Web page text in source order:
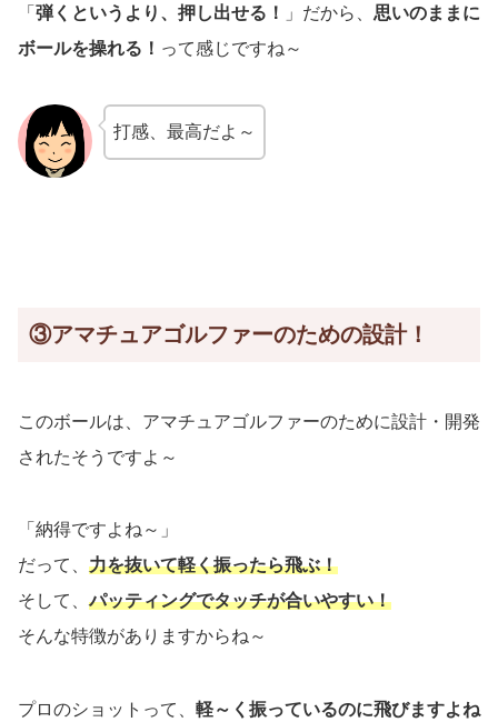
「 弾くというより、押し出せる！ 」だから、 思いのままに
ボールを操れる！ って感じですね～
打感、最高だよ～
③アマチュアゴルファーのための設計！
このボールは、アマチュアゴルファーのために設計・開発
されたそうですよ～
「納得ですよね～」
だって、 力を抜いて軽く振ったら飛ぶ！
そして、パッティングでタッチが合いやすい！
そんな特徴がありますからね～
プロのショットって、 軽～く振っているのに飛びますよね